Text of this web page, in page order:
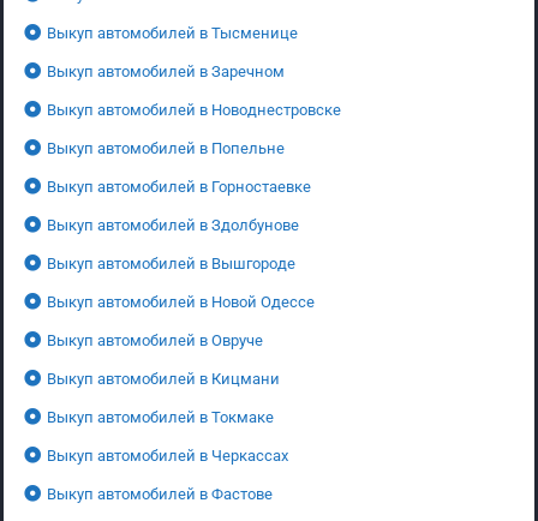
Выкуп автомобилей в Тысменице
Выкуп автомобилей в Заречном
Выкуп автомобилей в Новоднестровске
Выкуп автомобилей в Попельне
Выкуп автомобилей в Горностаевке
Выкуп автомобилей в Здолбунове
Выкуп автомобилей в Вышгороде
Выкуп автомобилей в Новой Одессе
Выкуп автомобилей в Овруче
Выкуп автомобилей в Кицмани
Выкуп автомобилей в Токмаке
Выкуп автомобилей в Черкассах
Выкуп автомобилей в Фастове